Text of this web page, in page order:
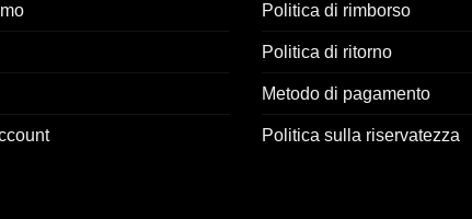
Politica di rimborso
Politica di ritorno
Metodo di pagamento
Politica sulla riservatezza